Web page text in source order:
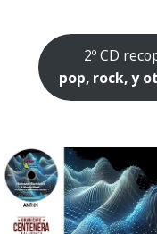
2º CD
pop, rock, y